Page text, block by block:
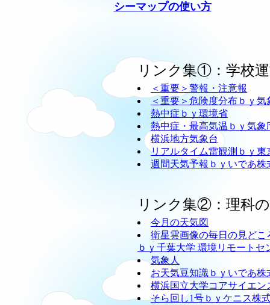
シーマップの使い方
リンク集①：学校
＜重要＞警報・注意報
＜重要＞危険度分布ｂｙ気
熱中症ｂｙ環境省
熱中症・最高気温ｂｙ気象
横浜地方気象台
リアルタイム雷観測ｂｙ東
週間天気予報ｂｙいであ株
リンク集②：理科
今月の天気図
衛星雲画像の毎日の見どこ
ｂｙ千葉大学 環境リモート
気象人
お天気豆知識ｂｙいであ株
横浜国立大学コアサイエン
そら回し1号ｂｙケニス株